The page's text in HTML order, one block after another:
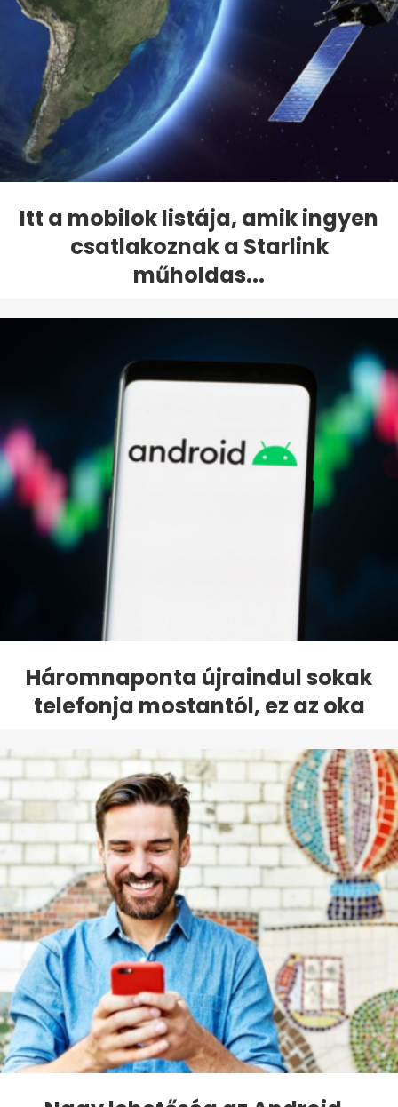
Itt a mobilok listája, amik ingyen
csatlakoznak a Starlink
műholdas...
Háromnaponta újraindul sokak
telefonja mostantól, ez az oka